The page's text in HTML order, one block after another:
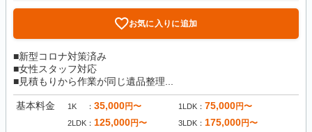
お気に入りに追加
■新型コロナ対策済み
■女性スタッフ対応
■見積もりから作業が同じ遺品整理...
基本料金 1K 35,000円〜 1LDK 75,000円〜
2LDK 125,000円〜 3LDK 175,000円〜